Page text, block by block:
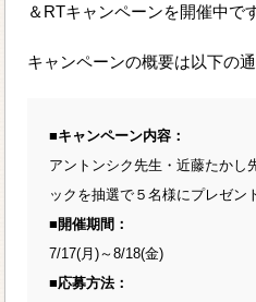
＆RTキャンペーンを開催中で
キャンペーンの概要は以下の通
■キャンペーン内容：
アントンシク先生・近藤たかし
ックを抽選で５名様にプレゼン
■開催期間：
7/17(月)～8/18(金)
■応募方法：